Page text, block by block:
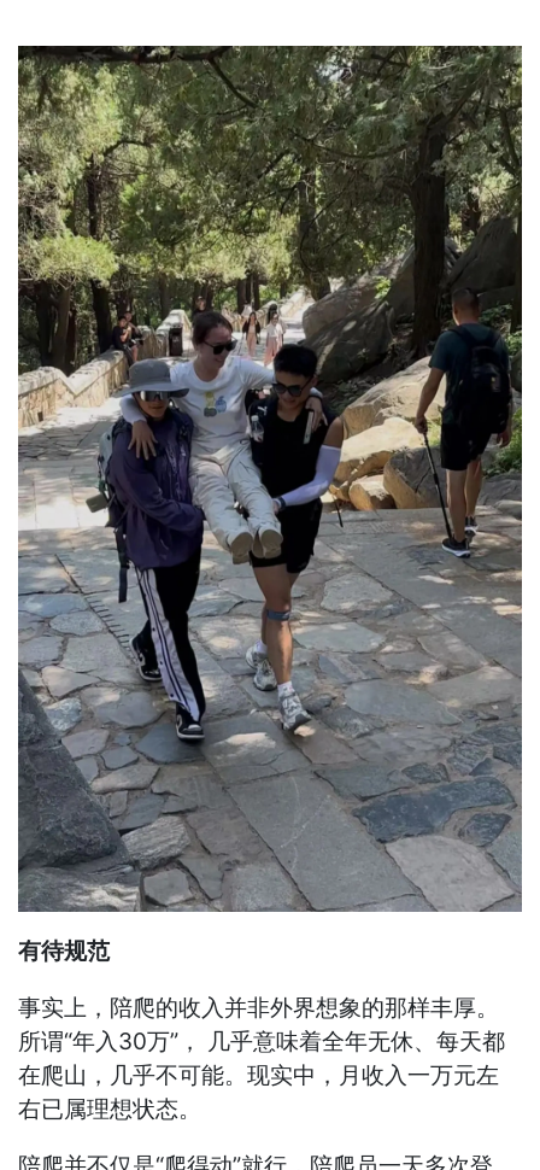
有待规范
事实上，陪爬的收入并非外界想象的那样丰厚。
所谓“年入30万”， 几乎意味着全年无休、每天都
在爬山，几乎不可能。现实中，月收入一万元左
右已属理想状态。